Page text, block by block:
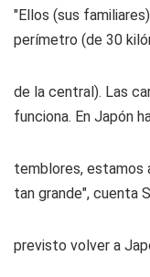
"Ellos (sus
perímetro (de 30
de la central). Las
funciona. En Japón
temblores, estamos
tan grande", cuenta
previsto volver a